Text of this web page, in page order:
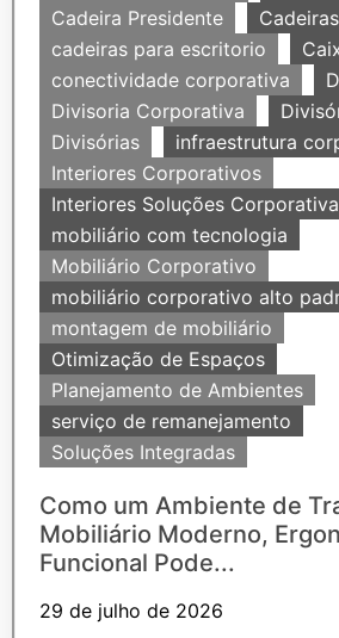
Cadeira Presidente
Cadeiras
cadeiras para escritorio
conectividade corporativa
Divisoria Corporativa
Divisórias
infraestrutura
Interiores Corporativos
Interiores Soluções
mobiliário com tecnologia
Mobiliário Corporativo
mobiliário corporativo alto
montagem de mobiliário
Otimização de Espaços
Planejamento de Ambientes
serviço de remanejamento
Soluções Integradas
Como um Ambiente de
Mobiliário Moderno,
Funcional Pode...
29 de julho de 2026